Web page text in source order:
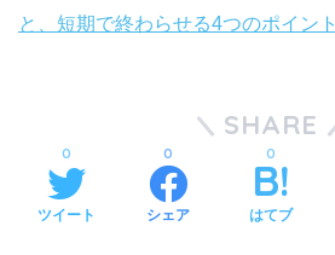
と、短期で終わらせる4つのポイント
SHARE
ツイート
0
シェア
0
はてブ
0